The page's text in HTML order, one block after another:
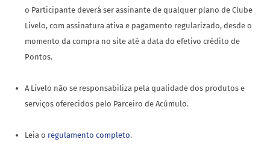
o Participante deverá ser assinante de qualquer plano de Clube
Livelo, com assinatura ativa e pagamento regularizado, desde o
momento da compra no site até a data do efetivo crédito de
Pontos.
A Livelo não se responsabiliza pela qualidade dos produtos e
serviços oferecidos pelo Parceiro de Acúmulo.
Leia o regulamento completo.